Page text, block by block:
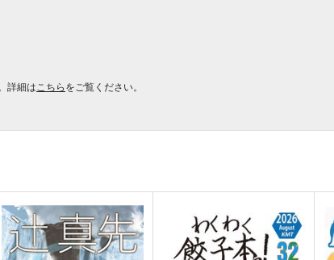
詳細は こちらをご覧ください。